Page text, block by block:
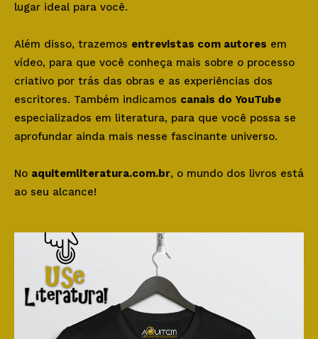
lugar ideal para você.
Além disso, trazemos entrevistas com autores em
vídeo, para que você conheça mais sobre o processo
criativo por trás das obras e as experiências dos
escritores. Também indicamos canais do YouTube
especializados em literatura, para que você possa se
aprofundar ainda mais nesse fascinante universo.
No aquitemliteratura.com.br, o mundo dos livros está
ao seu alcance!